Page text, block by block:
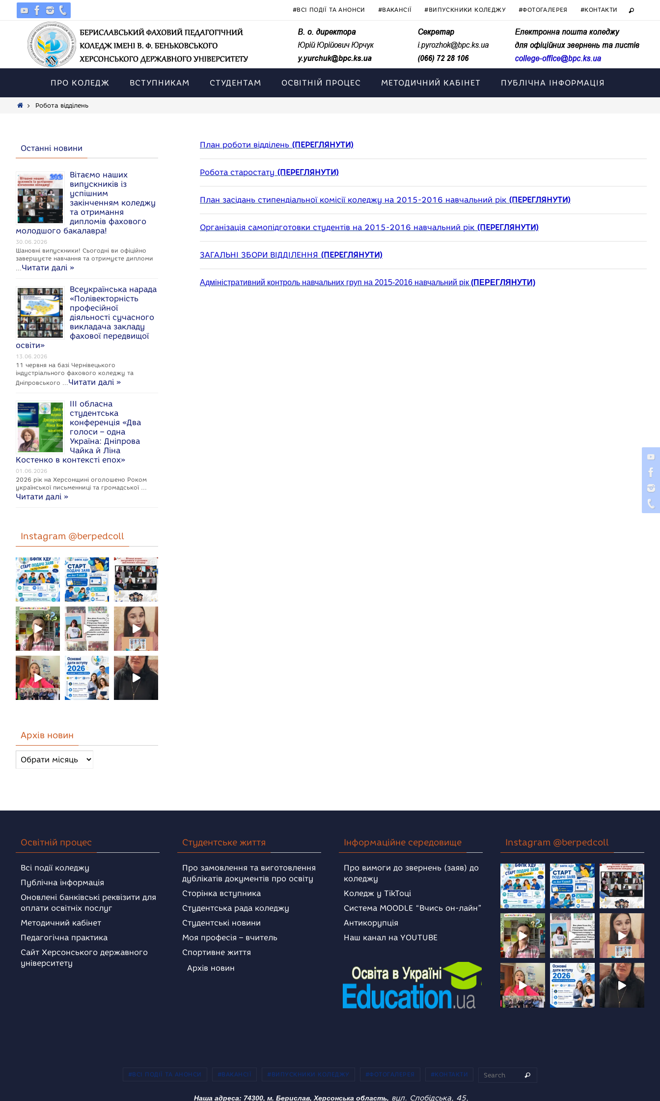
#ВСІ ПОДІЇ ТА АНОНСИ #ВАКАНСІЇ #ВИПУСКНИКИ КОЛЕДЖУ #ФОТОГАЛЕРЕЯ #КОНТАКТИ
ПРО КОЛЕДЖ ВСТУПНИКАМ СТУДЕНТАМ ОСВІТНІЙ ПРОЦЕС МЕТОДИЧНИЙ КАБІНЕТ ПУБЛІЧНА ІНФОРМАЦІЯ
HomeРобота відділень
План роботи відділень (ПЕРЕГЛЯНУТИ)
Робота старостату (ПЕРЕГЛЯНУТИ)
План засідань стипендіальної комісії коледжу на 2015-2016 навчальний рік (ПЕРЕГЛЯНУТИ)
Організація самопідготовки студентів на 2015-2016 навчальний рік (ПЕРЕГЛЯНУТИ)
ЗАГАЛЬНІ ЗБОРИ ВІДДІЛЕННЯ (ПЕРЕГЛЯНУТИ)
Адміністративний контроль навчальних груп на 2015-2016 навчальний рік (ПЕРЕГЛЯНУТИ)
Останні новини
Вітаємо наших
випускників із
успішним
закінченням коледжу
та отримання
дипломів фахового
молодшого бакалавра!
30.06.2026
Шановні випускники! Сьогодні ви офіційно
завершуєте навчання та отримуєте дипломи
…Читати далі »
Всеукраїнська нарада
«Полівекторність
професійної
діяльності сучасного
викладача закладу
фахової передвищої
освіти»
13.06.2026
11 червня на базі Чернівецького
індустріального фахового коледжу та
Дніпровського …Читати далі »
ІІІ обласна
студентська
конференція «Два
голоси – одна
Україна: Дніпрова
Чайка й Ліна
Костенко в контексті епох»
01.06.2026
2026 рік на Херсонщині оголошено Роком
укpaїнcької письменниці та громадської …
Читати далі »
Instagram @berpedcoll
Архів новин
Архів
новин
Освітній процес
Всі події коледжу
Публічна інформація
Оновлені банківські реквізити для
оплати освітніх послуг
Методичний кабінет
Педагогічна практика
Сайт Херсонського державного
університету
Студентське життя
Про замовлення та виготовлення
дублікатів документів про освіту
Сторінка вступника
Студентська рада коледжу
Студентські новини
Моя професія – вчитель
Спортивне життя
Архів новин
Інформаційне середовище
Про вимоги до звернень (заяв) до
коледжу
Коледж у TikToці
Система MOODLE “Вчись он-лайн”
Антикорупція
Наш канал на YOUTUBE
Instagram @berpedcoll
#ВСІ ПОДІЇ ТА АНОНСИ #ВАКАНСІЇ #ВИПУСКНИКИ КОЛЕДЖУ #ФОТОГАЛЕРЕЯ #КОНТАКТИ Search
Наша адреса: 74300, м. Берислав, Херсонська область, вул. Слобідська, 45,